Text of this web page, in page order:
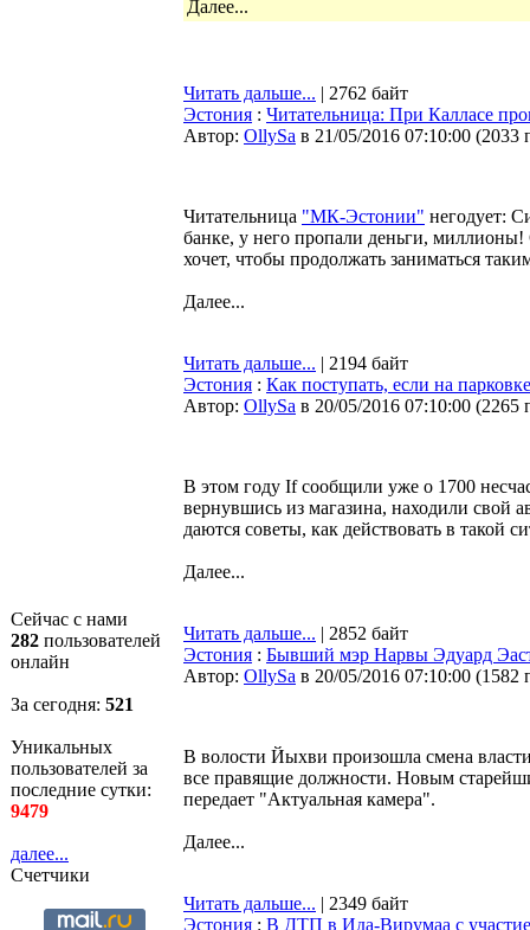
Сейчас с нами
282 пользователей
онлайн
За сегодня: 521
Уникальных
пользователей за
последние сутки:
9479
далее...
Счетчики
Далее...
Читать дальше... | 2762 байт
Эстония : Читательница: При Калласе
Автор: OllySa в 21/05/2016 07:10:00 (2033
Читательница "МК-Эстонии" негодует:
банке, у него пропали деньги, миллионы!
хочет, чтобы продолжать заниматься
Далее...
Читать дальше... | 2194 байт
Эстония : Как поступать, если на
Автор: OllySa в 20/05/2016 07:10:00 (2265
В этом году If сообщили уже о 1700
вернувшись из магазина, находили свой
даются советы, как действовать в такой
Далее...
Читать дальше... | 2852 байт
Эстония : Бывший мэр Нарвы Эдуард
Автор: OllySa в 20/05/2016 07:10:00 (1582
В волости Йыхви произошла смена
все правящие должности. Новым
передает "Актуальная камера".
Далее...
Читать дальше... | 2349 байт
Эстония : В ДТП в Ида-Вирумаа с